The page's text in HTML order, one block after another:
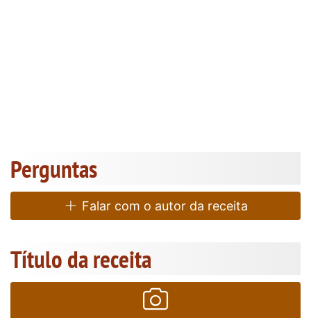
Perguntas
Falar com o autor da receita
Título da receita